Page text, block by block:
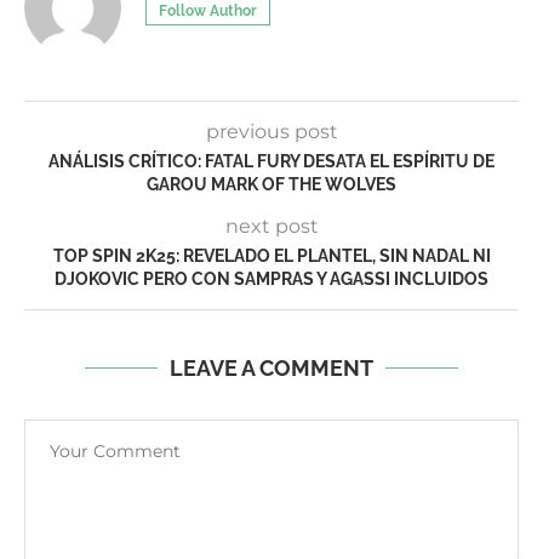
Follow Author
previous post
ANÁLISIS CRÍTICO: FATAL FURY DESATA EL ESPÍRITU DE
GAROU MARK OF THE WOLVES
next post
TOP SPIN 2K25: REVELADO EL PLANTEL, SIN NADAL NI
DJOKOVIC PERO CON SAMPRAS Y AGASSI INCLUIDOS
LEAVE A COMMENT